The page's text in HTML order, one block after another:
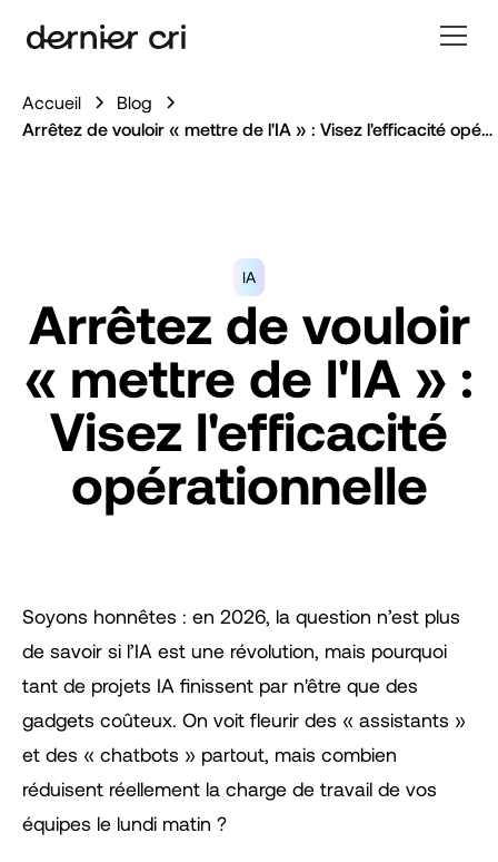
Accueil
Blog
Arrêtez de vouloir « mettre de l'IA » : Visez l'efficacité opérationnelle
IA
Arrêtez de vouloir
« mettre de l'IA » :
Visez l'efficacité
opérationnelle
Soyons honnêtes : en 2026, la question n’est plus
de savoir si l’IA est une révolution, mais pourquoi
tant de projets IA finissent par n'être que des
gadgets coûteux. On voit fleurir des « assistants »
et des « chatbots » partout, mais combien
réduisent réellement la charge de travail de vos
équipes le lundi matin ?